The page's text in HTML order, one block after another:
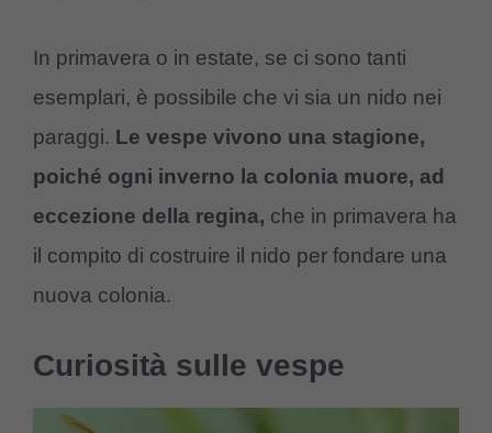
In primavera o in estate, se ci sono tanti
esemplari, è possibile che vi sia un nido nei
paraggi. Le vespe vivono una stagione,
poiché ogni inverno la colonia muore, ad
eccezione della regina, che in primavera ha
il compito di costruire il nido per fondare una
nuova colonia.
Curiosità sulle vespe